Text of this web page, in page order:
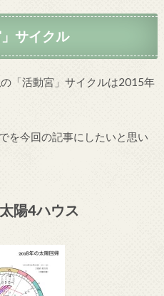
サイクル
「活動宮」サイクルは2015年
を今回の記事にしたいと思い
陽4ハウス